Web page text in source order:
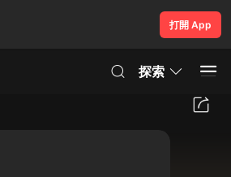
打開 App
探索